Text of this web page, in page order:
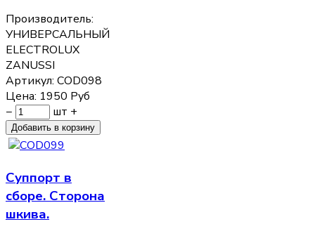
Производитель:
УНИВЕРСАЛЬНЫЙ
ELECTROLUX
ZANUSSI
Артикул: COD098
Цена: 1950 Руб
−
шт +
Суппорт в
сборе. Сторона
шкива.